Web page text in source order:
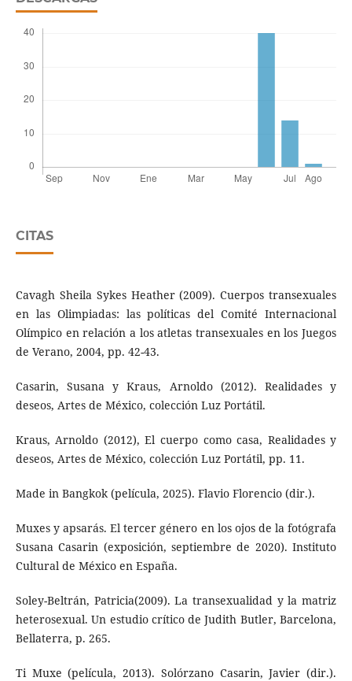
CITAS
Cavagh Sheila Sykes Heather (2009). Cuerpos transexuales
en las Olimpiadas: las políticas del Comité Internacional
Olímpico en relación a los atletas transexuales en los Juegos
de Verano, 2004, pp. 42-43.
Casarin, Susana y Kraus, Arnoldo (2012). Realidades y
deseos, Artes de México, colección Luz Portátil.
Kraus, Arnoldo (2012), El cuerpo como casa, Realidades y
deseos, Artes de México, colección Luz Portátil, pp. 11.
Made in Bangkok (película, 2025). Flavio Florencio (dir.).
Muxes y apsarás. El tercer género en los ojos de la fotógrafa
Susana Casarin (exposición, septiembre de 2020). Instituto
Cultural de México en España.
Soley-Beltrán, Patricia(2009). La transexualidad y la matriz
heterosexual. Un estudio crítico de Judith Butler, Barcelona,
Bellaterra, p. 265.
Ti Muxe (película, 2013). Solórzano Casarin, Javier (dir.).